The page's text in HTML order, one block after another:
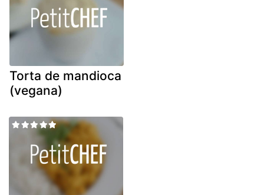
Torta de mandioca
(vegana)